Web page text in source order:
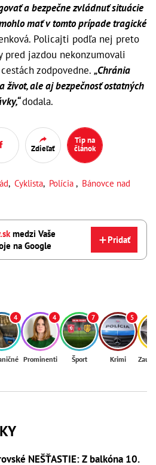
a bezpečne zvládnuť situácie
mať v tomto prípade tragické
Policajti podľa nej preto
pred jazdou nekonzumovali
zodpovedne. „Chránia
život, ale aj bezpečnosť ostatných
dodala.
Zdieľať
Tip na
článok
, Cyklista, Polícia , Bánovce nad
medzi Vaše
na Google
Pridať
4 4
Prominenti
7
Šport
5
Krimi
NEŠŤASTIE: Z balkóna 10.